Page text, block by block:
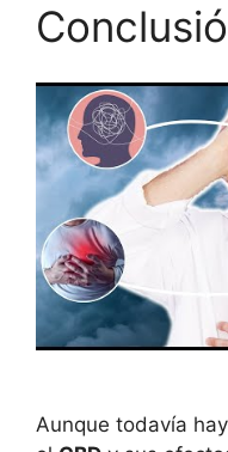
Aunque todavía